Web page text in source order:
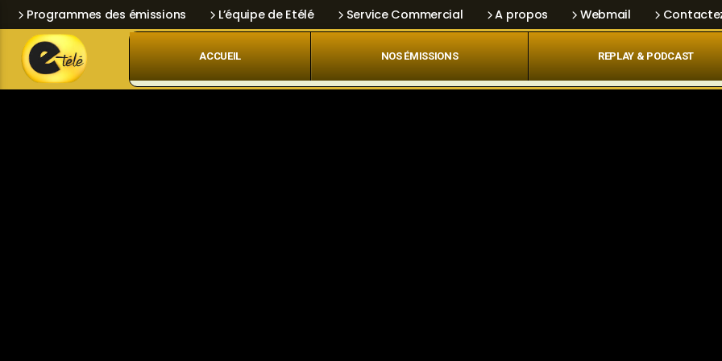
Programmes des émissions L’équipe de Etélé Service Commercial A propos Webmail
ACCUEIL NOS ÉMISSIONS REPLAY & PODCAST